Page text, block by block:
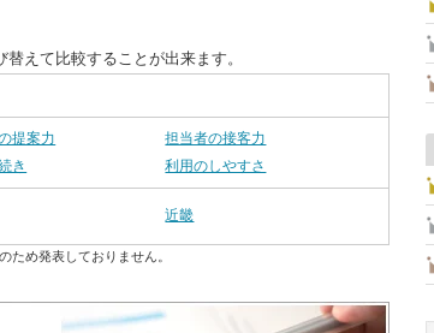
えて比較することが出来ます。
提案力
担当者の接客力
き 利用のしやすさ
近畿
め発表しておりません。